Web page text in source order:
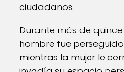
ciudadanos.
Durante más de quince
hombre fue
mientras la mujer le